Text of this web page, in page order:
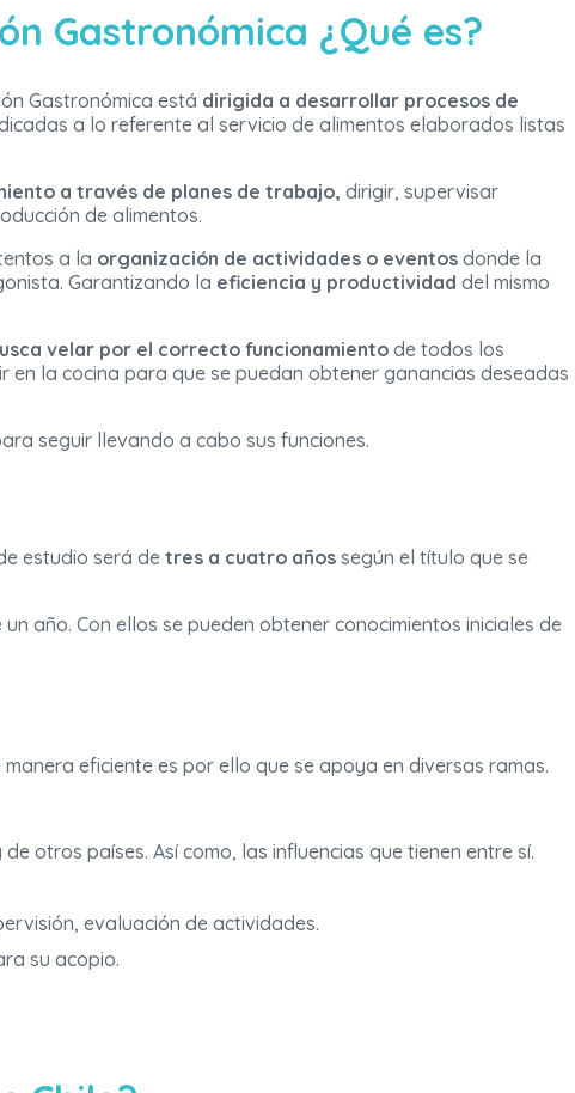
Gastronómica ¿Qué es?
Gastronómica está dirigida a desarrollar procesos de
a lo referente al servicio de alimentos elaborados listas
a través de planes de trabajo, dirigir, supervisar
de alimentos.
a la organización de actividades o eventos donde la
Garantizando la eficiencia y productividad del mismo
velar por el correcto funcionamiento de todos los
en la cocina para que se puedan obtener ganancias deseadas
seguir llevando a cabo sus funciones.
estudio será detres a cuatro años según el título que se
año. Con ellos se pueden obtener conocimientos iniciales de
eficiente es por ello que se apoya en diversas ramas.
otros países. Así como, las influencias que tienen entre sí.
evaluación de actividades.
su acopio.